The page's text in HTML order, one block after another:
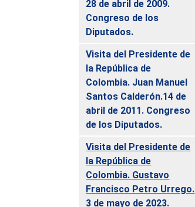
28 de abril de 2009.
Congreso de los
Diputados.
Visita del Presidente de
la República de
Colombia. Juan Manuel
Santos Calderón.14 de
abril de 2011. Congreso
de los Diputados.
Visita del Presidente de
la República de
Colombia. Gustavo
Francisco Petro Urrego.
3 de mayo de 2023.